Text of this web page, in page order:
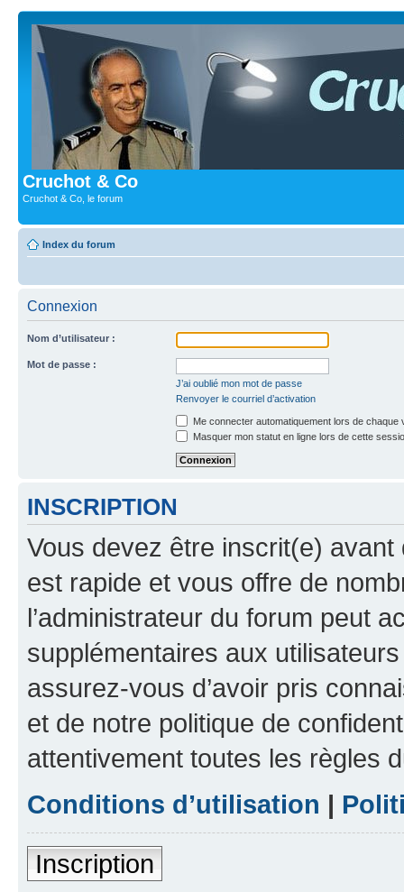
Cruchot & Co
Cruchot & Co, le forum
Index du forum
Connexion
Nom d’utilisateur :
Mot de passe :
J’ai oublié mon mot de passe
Renvoyer le courriel d’activation
Me connecter automatiquement lors de chaque
Masquer mon statut en ligne lors de cette
INSCRIPTION
Vous devez être inscrit(e) avant
est rapide et vous offre de
l’administrateur du forum peut
supplémentaires aux
assurez-vous d’avoir pris
et de notre politique de
attentivement toutes les règles
Conditions d’utilisation |
Inscription